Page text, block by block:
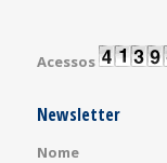
Acessos
Newsletter
Nome